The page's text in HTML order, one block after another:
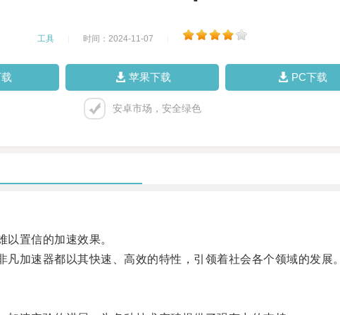
工具 时间：2024-11-07
苹果下载 PC下载
安卓市场，安全绿色
置信的加速效果。
速器都以其快速、高效的特性，引领着社会各个领域的发展。